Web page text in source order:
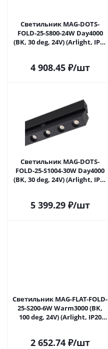
Светильник MAG-DOTS-
FOLD-25-S800-24W Day4000
(BK, 30 deg, 24V) (Arlight, IP20
4 908.45₽/шт
Светильник MAG-DOTS-
FOLD-25-S1004-30W Day4000
(BK, 30 deg, 24V) (Arlight, IP20
5 399.29₽/шт
Светильник MAG-FLAT-FOLD-
25-S200-6W Warm3000 (BK,
100 deg, 24V) (Arlight, IP20
2 652.74₽/шт